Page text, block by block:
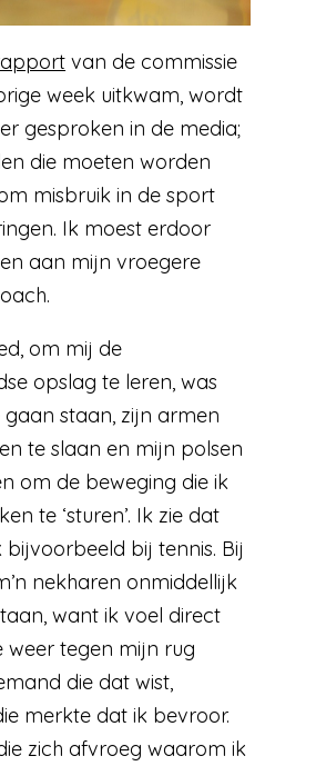
van de commissie
week uitkwam, wordt
gesproken in de media;
die moeten worden
misbruik in de sport
Ik moest erdoor
aan mijn vroegere
om mij de
opslag te leren, was
staan, zijn armen
te slaan en mijn polsen
om de beweging die ik
te ‘sturen’. Ik zie dat
bijvoorbeeld bij tennis. Bij
nekharen onmiddellijk
want ik voel direct
weer tegen mijn rug
die dat wist,
merkte dat ik bevroor.
zich afvroeg waarom ik